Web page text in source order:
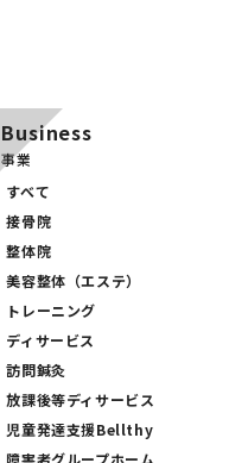
Business
事業
すべて
接骨院
整体院
美容整体（エステ）
トレーニング
ディサービス
訪問鍼灸
放課後等ディサービス
児童発達支援Bellthy